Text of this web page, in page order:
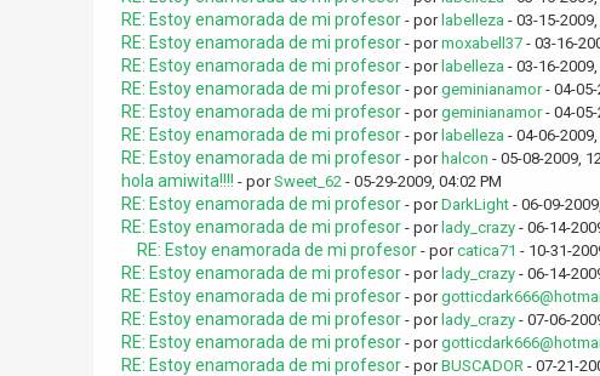
RE: Estoy enamorada de mi profesor - por labelleza - 03-15-
RE: Estoy enamorada de mi profesor - pormoxabell37- 03-16-
RE: Estoy enamorada de mi profesor - por labelleza - 03-16-
RE: Estoy enamorada de mi profesor - porgeminianamor- 04-05-
RE: Estoy enamorada de mi profesor - porgeminianamor- 04-05-
RE: Estoy enamorada de mi profesor - por labelleza - 04-06-
RE: Estoy enamorada de mi profesor - por halcon - 05-08-2009,
hola amiwita!!!! - porSweet_62- 05-29-2009, 04:02 PM
RE: Estoy enamorada de mi profesor - porDarkLight- 06-09-
RE: Estoy enamorada de mi profesor - por lady_crazy- 06-14-
RE: Estoy enamorada de mi profesor - porcatica71 - 10-31-
RE: Estoy enamorada de mi profesor - por lady_crazy- 06-14-
RE: Estoy enamorada de mi profesor - por
RE: Estoy enamorada de mi profesor - por lady_crazy- 07-06-
RE: Estoy enamorada de mi profesor - por
RE: Estoy enamorada de mi profesor - porBUSCADOR- 07-21-